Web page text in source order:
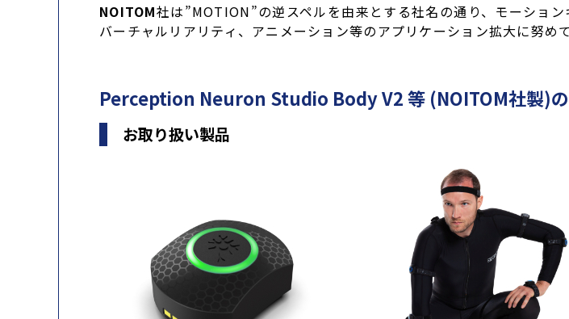
NOITOM社は”MOTION”の逆スペルを由来とする社名の通り、モーショ
バーチャルリアリティ、アニメーション等のアプリケーション拡大に努め
Perception Neuron Studio Body V2 等 (NOITOM社製)
お取り扱い製品